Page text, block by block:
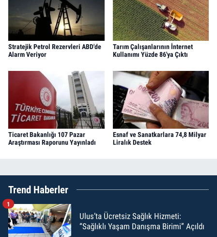
Stratejik Petrol Rezervleri ABD'de
Alarm Veriyor
Tarım Çalışanlarının İnternet
Kullanımı Yüzde 86'ya Çıktı
Ticaret Bakanlığı 107 Pazar
Araştırması Raporunu Yayınladı
Esnaf ve Sanatkarlara 74,8 Milyar
Liralık Destek
Trend Haberler
Ulus’ta Ücretsiz Sağlık Hizmeti:
“Sağlıklı Yaşam Danışma Birimi” Açıldı
1